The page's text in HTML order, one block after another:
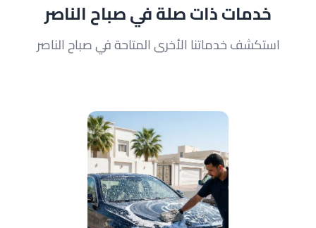
خدمات ذات صلة في صباح الناصر
استكشف خدماتنا الأخرى المتاحة في صباح الناصر